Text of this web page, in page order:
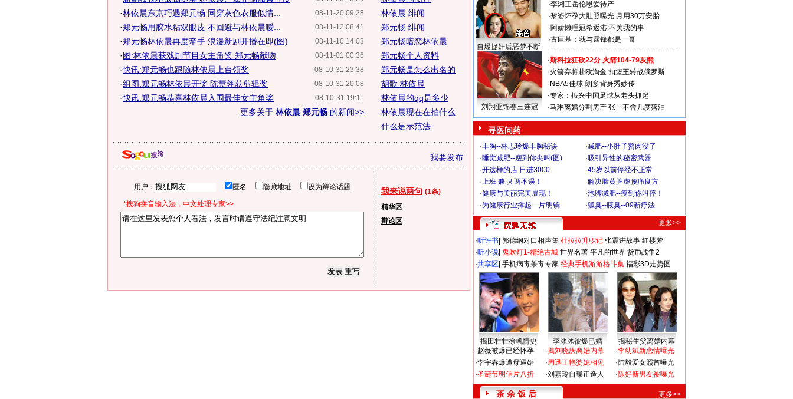
08-11-20 09:28
·林依晨东京巧遇郑元畅 同穿灰色衣服似情...
08-11-12 08:41
·郑元畅用胶水粘双眼皮 不回避与林依晨暧...
08-11-10 14:03
·郑元畅林依晨再度牵手 浪漫新剧开播在即(图)
08-11-01 00:36
·图:林依晨获戏剧节目女主角奖 郑元畅献吻
08-10-31 23:38
·快讯:郑元畅也跟随林依晨上台领奖
08-10-31 20:08
·组图:郑元畅林依晨开奖 陈慧翎获剪辑奖
08-10-31 19:11
·快讯:郑元畅恭喜林依晨入围最佳女主角奖
更多关于 林依晨 郑元畅 的新闻>>
林依晨 绯闻
郑元畅 绯闻
郑元畅暗恋林依晨
郑元畅个人资料
郑元畅是怎么出名的
胡歌 林依晨
林依晨的qq是多少
林依晨现在在拍什么
什么是示范法
我要发布
用户： 匿名 隐藏地址 设为辩论话题
*搜狗拼音输入法，中文处理专家>>
我来说两句 (1条)
精华区
辩论区
自爆捉奸后恶梦不断
·李湘王岳伦恩爱待产
·黎姿怀孕大肚照曝光 月用30万安胎
·阿娇懒理冠希返港:不关我的事
·古巨基：我与霆锋都是一哥
刘翔亚锦赛三连冠
·斯科拉狂砍22分 火箭104-79灰熊
·火箭弃将赴欧淘金 扣篮王转战俄罗斯
· NBA5佳球-朗多背身秀妙传
·专家：振兴中国足球从老头抓起
·马琳离婚分割房产 张一不舍几度落泪
寻医问药
·丰胸--林志玲爆丰胸秘诀 ·减肥--小肚子赘肉没了
·睡觉减肥--瘦到你尖叫(图) ·吸引异性的秘密武器
·开这样的店 日进3000 ·45岁以前停经不正常
·上班 兼职 两不误！ ·解决脸黄脾虚腰痛良方
·健康与美丽完美展现！ ·泡脚减肥--瘦到你叫停！
·为健康行业撑起一片明镜 ·狐臭--腋臭--09新疗法
更多>>
·听评书 郭德纲对口相声集 杜拉拉升职记 张震讲故事 红楼梦
·听小说 鬼吹灯1-精绝古城 世界名著 平凡的世界 货币战争2
·共享区 手机病毒杀毒专家 经典手机游游格斗集 福彩3D走势图
揭田壮壮徐帆情史 李冰冰被爆已婚
揭秘生父离婚内幕
·赵薇被爆已经怀孕
·李宇春爆遭母逼婚
·圣诞节明信片八折
·揭刘晓庆离婚内幕
·周迅王艳婆媳相见
·刘嘉玲自曝正造人
·李幼斌新恋情曝光
·陆毅爱女照首曝光
·陈好新男友被曝光
茶 余 饭 后
更多>>